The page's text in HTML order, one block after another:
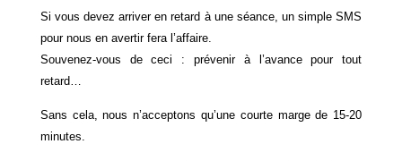
Si vous devez arriver en retard à une séance, un simple SMS
pour nous en avertir fera l’affaire.
Souvenez-vous de ceci : prévenir à l’avance pour tout
retard…
Sans cela, nous n’acceptons qu’une courte marge de 15-20
minutes.